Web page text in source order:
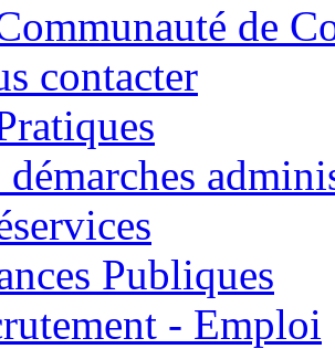
de
contacter
démarches
Publiques
- Emploi